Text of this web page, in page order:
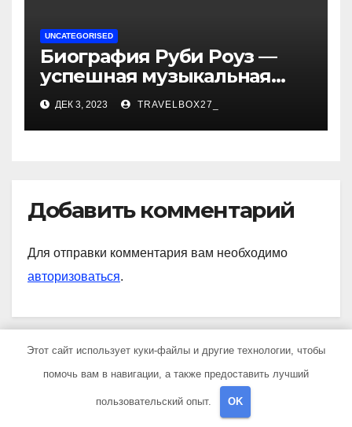
UNCATEGORISED
Биография Руби Роуз —
успешная музыкальная
карьера, личная жизнь и
знаковые достижения
ДЕК 3, 2023 TRAVELBOX27_
Добавить комментарий
Для отправки комментария вам необходимо
авторизоваться.
YOU MISSED
Этот сайт использует куки-файлы и другие технологии, чтобы
помочь вам в навигации, а также предоставить лучший
пользовательский опыт. OK